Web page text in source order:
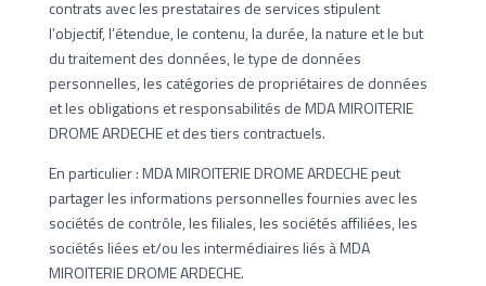
contrats avec les prestataires de services stipulent
l’objectif, l’étendue, le contenu, la durée, la nature et le but
du traitement des données, le type de données
personnelles, les catégories de propriétaires de données
et les obligations et responsabilités de MDA MIROITERIE
DROME ARDECHE et des tiers contractuels.
En particulier : MDA MIROITERIE DROME ARDECHE peut
partager les informations personnelles fournies avec les
sociétés de contrôle, les filiales, les sociétés affiliées, les
sociétés liées et/ou les intermédiaires liés à MDA
MIROITERIE DROME ARDECHE.